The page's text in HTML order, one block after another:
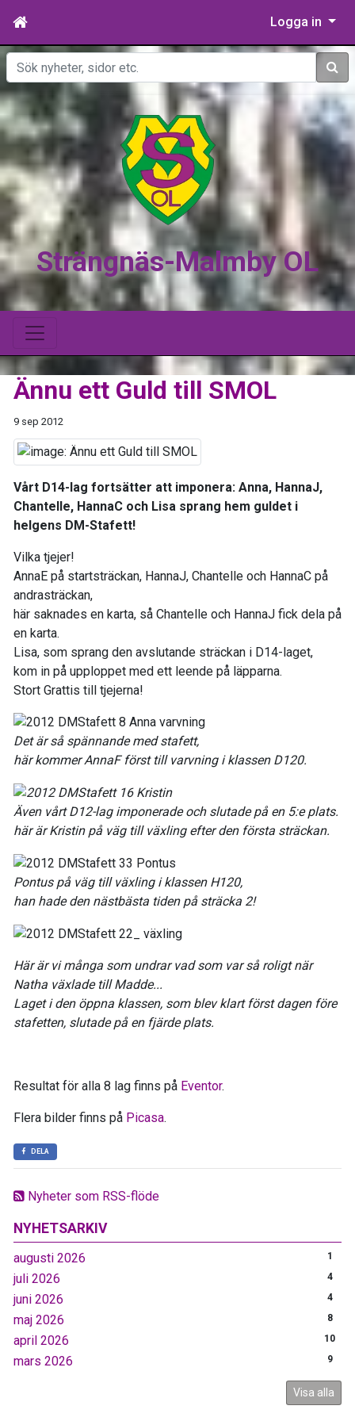
Logga in
Sök
Strängnäs-Malmby OL
Nyheter som RSS-flöde
NYHETSARKIV
augusti 2026 1
juli 2026 4
juni 2026 4
maj 2026 8
april 2026 10
mars 2026 9
Visa alla
Ännu ett Guld till SMOL
9 sep 2012
Vårt D14-lag fortsätter att imponera: Anna, HannaJ,
Chantelle, HannaC och Lisa sprang hem guldet i
helgens DM-Stafett!
Vilka tjejer!
AnnaE på startsträckan, HannaJ, Chantelle och HannaC på
andrasträckan,
här saknades en karta, så Chantelle och HannaJ fick dela på
en karta.
Lisa, som sprang den avslutande sträckan i D14-laget,
kom in på upploppet med ett leende på läpparna.
Stort Grattis till tjejerna!
Det är så spännande med stafett,
här kommer AnnaF först till varvning i klassen D120.
Även vårt D12-lag imponerade och slutade på en 5:e plats.
här är Kristin på väg till växling efter den första sträckan.
Pontus på väg till växling i klassen H120,
han hade den nästbästa tiden på sträcka 2!
Här är vi många som undrar vad som var så roligt när
Natha växlade till Madde...
Laget i den öppna klassen, som blev klart först dagen före
stafetten, slutade på en fjärde plats.
Resultat för alla 8 lag finns på Eventor.
Flera bilder finns på Picasa.
DELA